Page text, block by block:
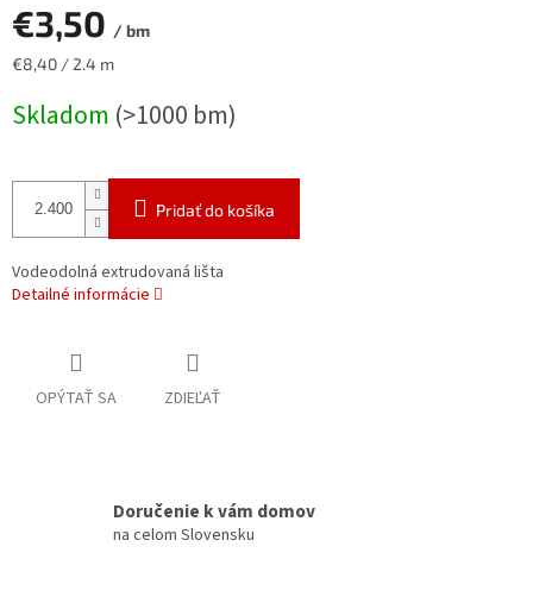
€3,50 / bm
Jednotková
€8,40 / 2.4 m
Skladom (>1000 bm)
Pridať do košíka
Vodeodolná extrudovaná lišta
Detailné informácie
OPÝTAŤ SA ZDIEĽAŤ
Doručenie k vám domov
na celom Slovensku